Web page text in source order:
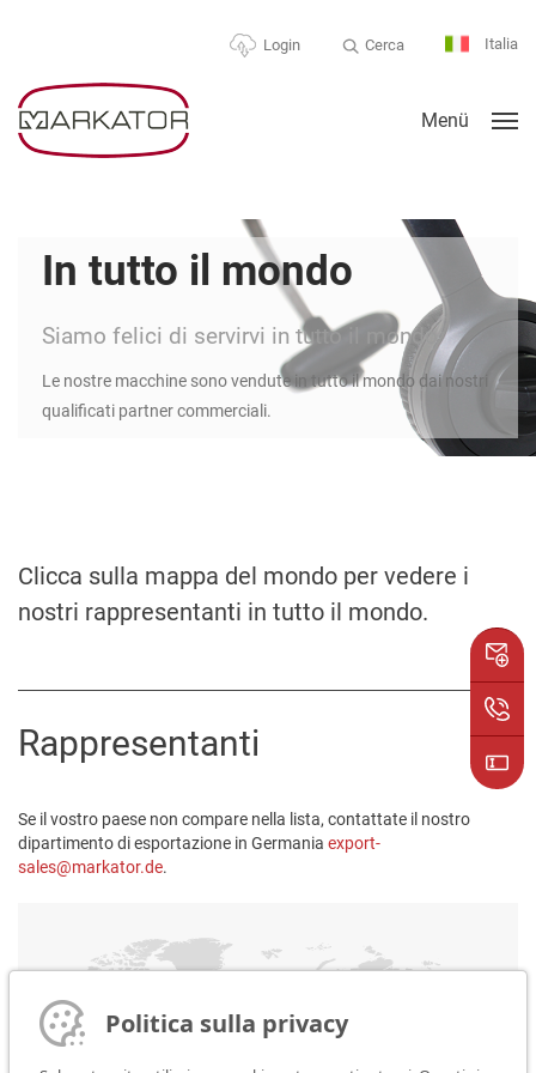
Login Cerca Italia
Menü
In tutto il mondo
Siamo felici di servirvi in tutto il mondo
Le nostre macchine sono vendute in tutto il mondo dai nostri
qualificati partner commerciali.
Clicca sulla mappa del mondo per vedere i
nostri rappresentanti in tutto il mondo.
Rappresentanti
Se il vostro paese non compare nella lista, contattate il nostro
dipartimento di esportazione in Germania export-
sales@markator.de.
Politica sulla privacy